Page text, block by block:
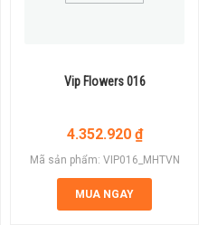
Vip Flowers 016
4.352.920 ₫
Mã sản phẩm: VIP016_MHTVN
MUA NGAY